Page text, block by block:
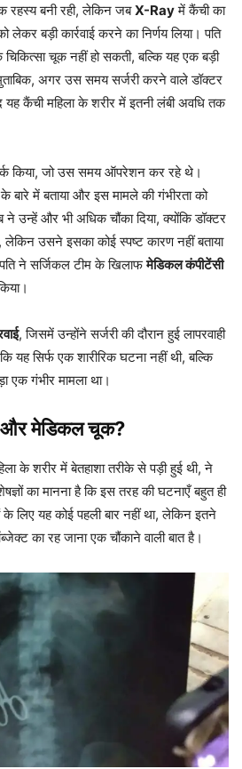
रहस्य बनी रही, लेकिन जबX-Rayमें कैंची का
लेकर बड़ी कार्रवाई करने का निर्णय लिया। पति
चूक नहीं हो सकती, बल्कि यह एक बड़ी
अगर उस समय सर्जरी करने वाले डॉक्टर
यह कैंची महिला के शरीर में इतनी लंबी अवधि तक
किया, जो उस समय ऑपरेशन कर रहे थे।
बारे में बताया और इस मामले की गंभीरता को
उन्हें और भी अधिक चौंका दिया, क्योंकि डॉक्टर
उसने इसका कोई स्पष्ट कारण नहीं बताया
ने सर्जिकल टीम के खिलाफमेडिकल कंपीटेंसी
, जिसमें उन्होंने सर्जरी की दौरान हुई लापरवाही
यह सिर्फ एक शारीरिक घटना नहीं थी, बल्कि
एक गंभीर मामला था।
और मेडिकल चूक?
के शरीर में बेतहाशा तरीके से पड़ी हुई थी, ने
का मानना है कि इस तरह की घटनाएँ बहुत ही
के लिए यह कोई पहली बार नहीं था, लेकिन इतने
का रह जाना एक चौंकाने वाली बात है।